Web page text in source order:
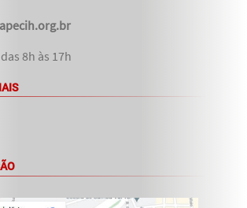
8h às 17h